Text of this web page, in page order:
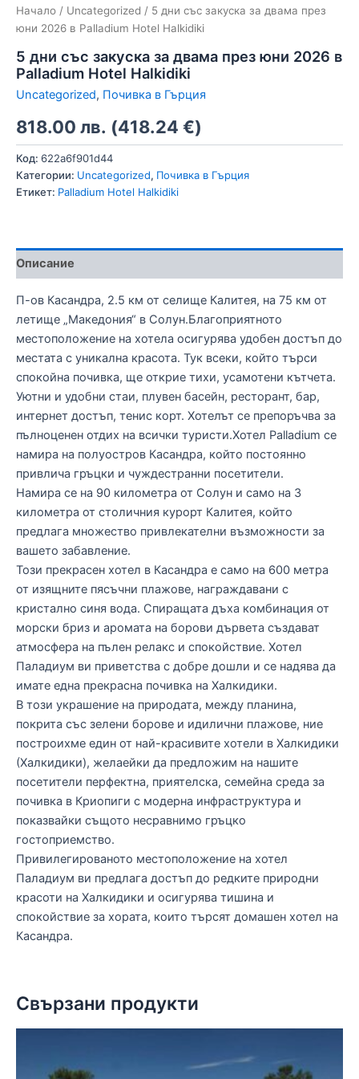
Начало / Uncategorized / 5 дни със закуска за двама през
юни 2026 в Palladium Hotel Halkidiki
5 дни със закуска за двама през юни 2026 в
Palladium Hotel Halkidiki
Uncategorized, Почивка в Гърция
818.00 лв. (418.24 €)
Код: 622a6f901d44
Категории: Uncategorized, Почивка в Гърция
Етикет: Palladium Hotel Halkidiki
Описание
П-ов Касандра, 2.5 км от селище Калитея, на 75 км от
летище „Македония“ в Солун.Благоприятното
местоположение на хотела осигурява удобен достъп до
местата с уникална красота. Тук всеки, който търси
спокойна почивка, ще открие тихи, усамотени кътчета.
Уютни и удобни стаи, плувен басейн, ресторант, бар,
интернет достъп, тенис корт. Хотелът се препоръчва за
пълноценен отдих на всички туристи.Хотел Palladium се
намира на полуостров Касандра, който постоянно
привлича гръцки и чуждестранни посетители.
Намира се на 90 километра от Солун и само на 3
километра от столичния курорт Калитея, който
предлага множество привлекателни възможности за
вашето забавление.
Този прекрасен хотел в Касандра е само на 600 метра
от изящните пясъчни плажове, награждавани с
кристално синя вода. Спиращата дъха комбинация от
морски бриз и аромата на борови дървета създават
атмосфера на пълен релакс и спокойствие. Хотел
Паладиум ви приветства с добре дошли и се надява да
имате една прекрасна почивка на Халкидики.
В този украшение на природата, между планина,
покрита със зелени борове и идилични плажове, ние
построихме един от най-красивите хотели в Халкидики
(Халкидики), желаейки да предложим на нашите
посетители перфектна, приятелска, семейна среда за
почивка в Криопиги с модерна инфраструктура и
показвайки същото несравнимо гръцко
гостоприемство.
Привилегированото местоположение на хотел
Паладиум ви предлага достъп до редките природни
красоти на Халкидики и осигурява тишина и
спокойствие за хората, които търсят домашен хотел на
Касандра.
Свързани продукти